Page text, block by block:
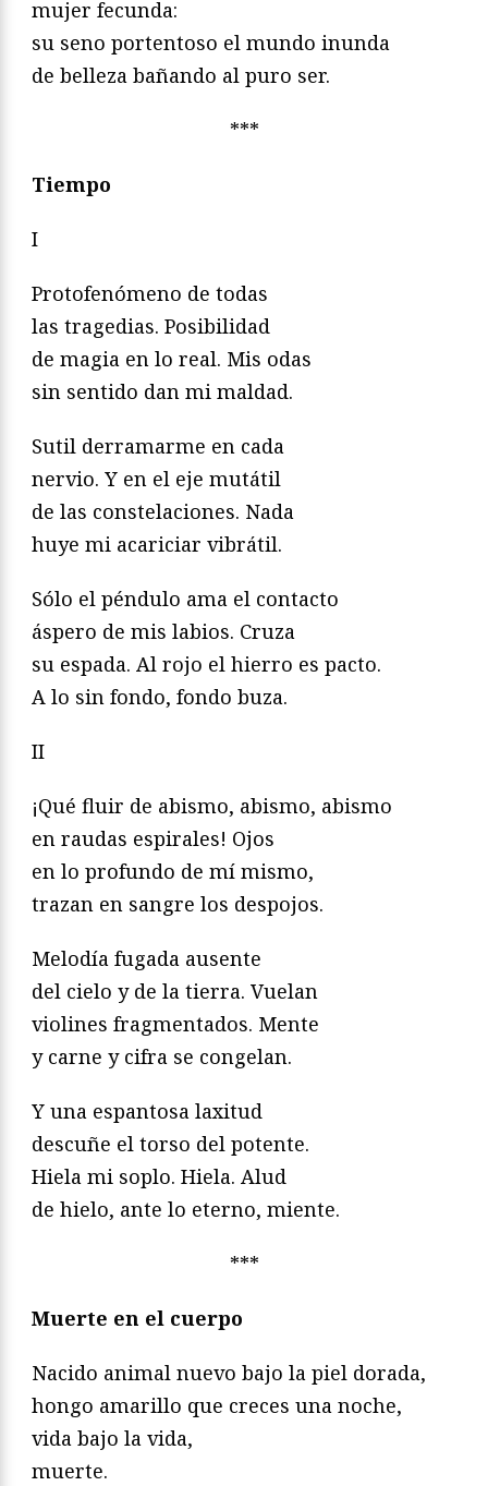
mujer fecunda:
su seno portentoso el mundo inunda
de belleza bañando al puro ser.
***
Tiempo
I
Protofenómeno de todas
las tragedias. Posibilidad
de magia en lo real. Mis odas
sin sentido dan mi maldad.
Sutil derramarme en cada
nervio. Y en el eje mutátil
de las constelaciones. Nada
huye mi acariciar vibrátil.
Sólo el péndulo ama el contacto
áspero de mis labios. Cruza
su espada. Al rojo el hierro es pacto.
A lo sin fondo, fondo buza.
II
¡Qué fluir de abismo, abismo, abismo
en raudas espirales! Ojos
en lo profundo de mí mismo,
trazan en sangre los despojos.
Melodía fugada ausente
del cielo y de la tierra. Vuelan
violines fragmentados. Mente
y carne y cifra se congelan.
Y una espantosa laxitud
descuñe el torso del potente.
Hiela mi soplo. Hiela. Alud
de hielo, ante lo eterno, miente.
***
Muerte en el cuerpo
Nacido animal nuevo bajo la piel dorada,
hongo amarillo que creces una noche,
vida bajo la vida,
muerte.